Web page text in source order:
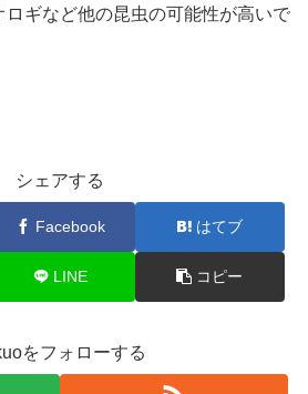
ロギなど他の昆虫の可能性が高いで
シェアする
Facebook はてブ
LINE コピー
をフォローする